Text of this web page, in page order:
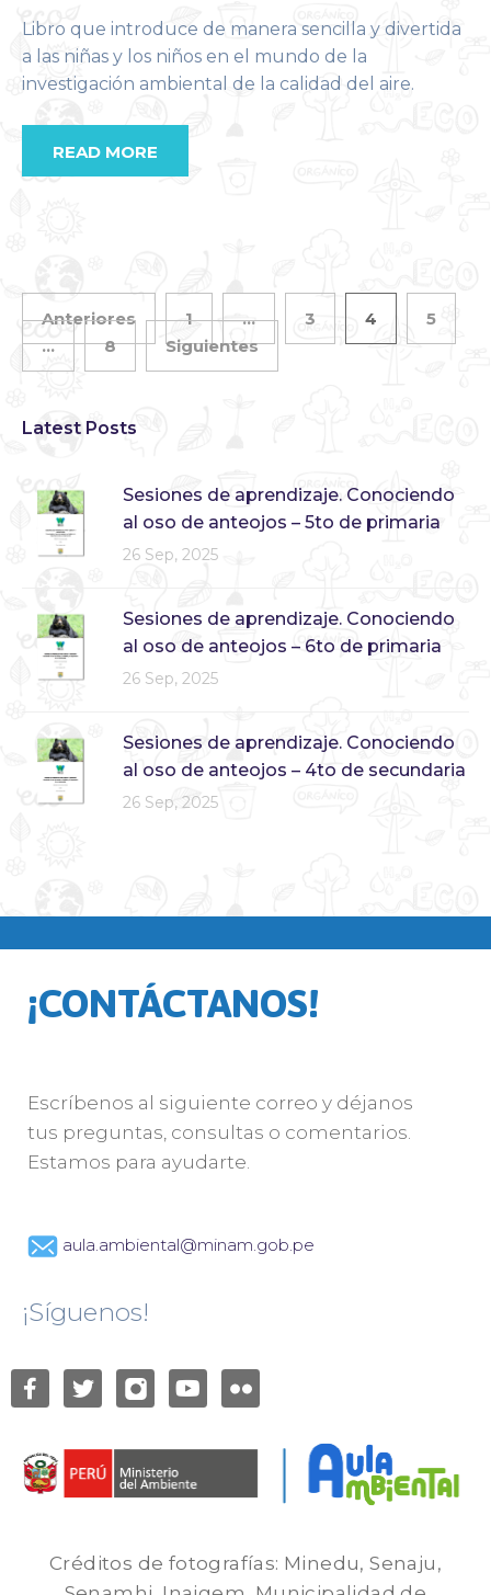
Libro que introduce de manera sencilla y divertida
a las niñas y los niños en el mundo de la
investigación ambiental de la calidad del aire.
READ MORE
Anteriores 1 … 3 4
5
…
8 Siguientes
Latest Posts
Sesiones de aprendizaje. Conociendo
al oso de anteojos – 5to de primaria
26 Sep, 2025
Sesiones de aprendizaje. Conociendo
al oso de anteojos – 6to de primaria
26 Sep, 2025
Sesiones de aprendizaje. Conociendo
al oso de anteojos – 4to de secundaria
26 Sep, 2025
¡CONTÁCTANOS!
Escríbenos al siguiente correo y déjanos
tus preguntas, consultas o comentarios.
Estamos para ayudarte.
aula.ambiental@minam.gob.pe
¡Síguenos!
Créditos de fotografías: Minedu, Senaju,